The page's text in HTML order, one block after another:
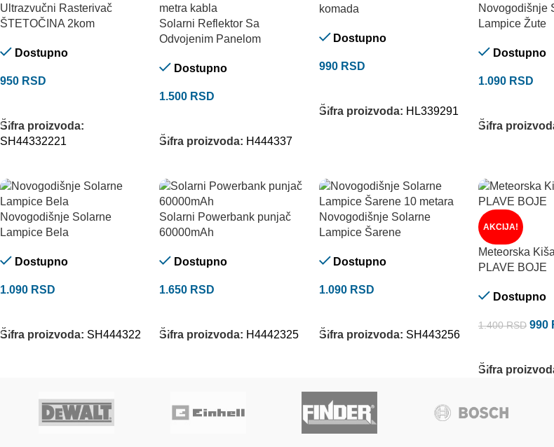
Ultrazvučni Rasterivač
ŠTETOČINA 2kom
Dostupno
950 RSD
Šifra proizvoda:
SH44332221
Solarni Reflektor Sa
Odvojenim Panelom
Dostupno
1.500 RSD
Šifra proizvoda: H444337
komada
Dostupno
990 RSD
Šifra proizvoda: HL339291
Novogodišnje
Lampice Žute
Dostupno
1.090 RSD
Šifra
Novogodišnje Solarne
Lampice Bela
Dostupno
1.090 RSD
Šifra proizvoda: SH444322
Solarni Powerbank punjač
60000mAh
Dostupno
1.650 RSD
Šifra proizvoda: H4442325
Novogodišnje Solarne
Lampice Šarene
Dostupno
1.090 RSD
Šifra proizvoda: SH443256
AKCIJA!
Meteorska
PLAVE BOJE
Dostupno
1.400RSD 990
Šifra